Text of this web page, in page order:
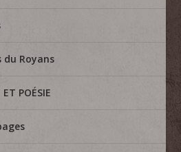
du Royans
POÉSIE